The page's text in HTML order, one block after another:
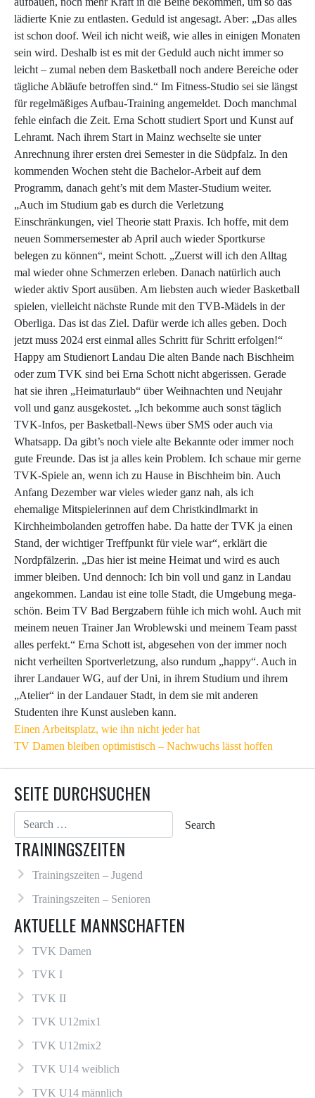
lädierte Knie zu entlasten. Geduld ist angesagt. Aber: „Das alles
ist schon doof. Weil ich nicht weiß, wie alles in einigen Monaten
sein wird. Deshalb ist es mit der Geduld auch nicht immer so
leicht – zumal neben dem Basketball noch andere Bereiche oder
tägliche Abläufe betroffen sind.“ Im Fitness-Studio sei sie längst
für regelmäßiges Aufbau-Training angemeldet. Doch manchmal
fehle einfach die Zeit. Erna Schott studiert Sport und Kunst auf
Lehramt. Nach ihrem Start in Mainz wechselte sie unter
Anrechnung ihrer ersten drei Semester in die Südpfalz. In den
kommenden Wochen steht die Bachelor-Arbeit auf dem
Programm, danach geht’s mit dem Master-Studium weiter.
„Auch im Studium gab es durch die Verletzung
Einschränkungen, viel Theorie statt Praxis. Ich hoffe, mit dem
neuen Sommersemester ab April auch wieder Sportkurse
belegen zu können“, meint Schott. „Zuerst will ich den Alltag
mal wieder ohne Schmerzen erleben. Danach natürlich auch
wieder aktiv Sport ausüben. Am liebsten auch wieder Basketball
spielen, vielleicht nächste Runde mit den TVB-Mädels in der
Oberliga. Das ist das Ziel. Dafür werde ich alles geben. Doch
jetzt muss 2024 erst einmal alles Schritt für Schritt erfolgen!“
Happy am Studienort Landau Die alten Bande nach Bischheim
oder zum TVK sind bei Erna Schott nicht abgerissen. Gerade
hat sie ihren „Heimaturlaub“ über Weihnachten und Neujahr
voll und ganz ausgekostet. „Ich bekomme auch sonst täglich
TVK-Infos, per Basketball-News über SMS oder auch via
Whatsapp. Da gibt’s noch viele alte Bekannte oder immer noch
gute Freunde. Das ist ja alles kein Problem. Ich schaue mir gerne
TVK-Spiele an, wenn ich zu Hause in Bischheim bin. Auch
Anfang Dezember war vieles wieder ganz nah, als ich
ehemalige Mitspielerinnen auf dem Christkindlmarkt in
Kirchheimbolanden getroffen habe. Da hatte der TVK ja einen
Stand, der wichtiger Treffpunkt für viele war“, erklärt die
Nordpfälzerin. „Das hier ist meine Heimat und wird es auch
immer bleiben. Und dennoch: Ich bin voll und ganz in Landau
angekommen. Landau ist eine tolle Stadt, die Umgebung mega-
schön. Beim TV Bad Bergzabern fühle ich mich wohl. Auch mit
meinem neuen Trainer Jan Wroblewski und meinem Team passt
alles perfekt.“ Erna Schott ist, abgesehen von der immer noch
nicht verheilten Sportverletzung, also rundum „happy“. Auch in
ihrer Landauer WG, auf der Uni, in ihrem Studium und ihrem
„Atelier“ in der Landauer Stadt, in dem sie mit anderen
Studenten ihre Kunst ausleben kann.
BEITRAGSNAVIGATION
Einen Arbeitsplatz, wie ihn nicht jeder hat
TV Damen bleiben optimistisch – Nachwuchs lässt hoffen
SEITE DURCHSUCHEN
TRAININGSZEITEN
Trainingszeiten – Jugend
Trainingszeiten – Senioren
AKTUELLE MANNSCHAFTEN
TVK Damen
TVK I
TVK II
TVK U12mix1
TVK U12mix2
TVK U14 weiblich
TVK U14 männlich